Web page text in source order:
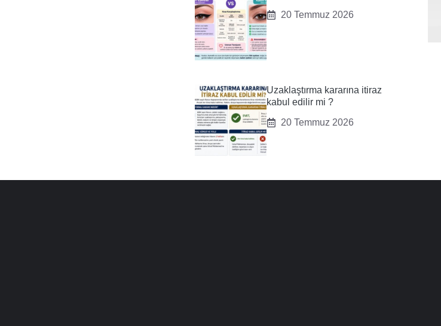
20 Temmuz 2026
Uzaklaştırma kararına itiraz
kabul edilir mi ?
20 Temmuz 2026